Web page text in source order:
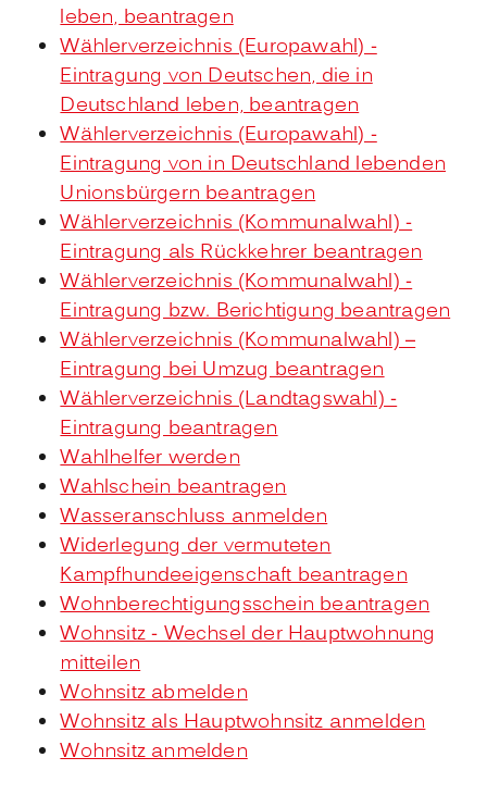
leben, beantragen
Wählerverzeichnis (Europawahl) -
Eintragung von Deutschen, die in
Deutschland leben, beantragen
Wählerverzeichnis (Europawahl) -
Eintragung von in Deutschland lebenden
Unionsbürgern beantragen
Wählerverzeichnis (Kommunalwahl) -
Eintragung als Rückkehrer beantragen
Wählerverzeichnis (Kommunalwahl) -
Eintragung bzw. Berichtigung beantragen
Wählerverzeichnis (Kommunalwahl) –
Eintragung bei Umzug beantragen
Wählerverzeichnis (Landtagswahl) -
Eintragung beantragen
Wahlhelfer werden
Wahlschein beantragen
Wasseranschluss anmelden
Widerlegung der vermuteten
Kampfhundeeigenschaft beantragen
Wohnberechtigungsschein beantragen
Wohnsitz - Wechsel der Hauptwohnung
mitteilen
Wohnsitz abmelden
Wohnsitz als Hauptwohnsitz anmelden
Wohnsitz anmelden